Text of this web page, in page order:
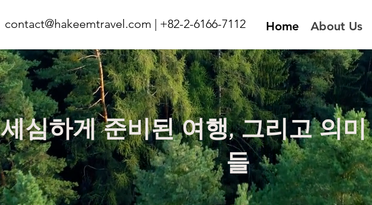
contact@hakeemtravel.com | +82-2-6166-7112 Home About Us
세심하게 준비된 여행, 그리고 의
들